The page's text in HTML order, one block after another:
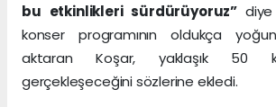
bu etkinlikleri sürdürüyoruz”
konser programının oldukça
aktaran Koşar, yaklaşık 50
gerçekleşeceğini sözlerine ekledi.